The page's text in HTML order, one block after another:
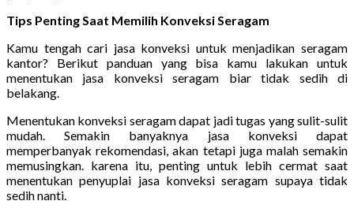
Tips Penting Saat Memilih Konveksi Seragam
Kamu tengah cari jasa konveksi untuk menjadikan seragam
kantor? Berikut panduan yang bisa kamu lakukan untuk
menentukan jasa konveksi seragam biar tidak sedih di
belakang.
Menentukan konveksi seragam dapat jadi tugas yang sulit-sulit
mudah. Semakin banyaknya jasa konveksi dapat
memperbanyak rekomendasi, akan tetapi juga malah semakin
memusingkan. karena itu, penting untuk lebih cermat saat
menentukan penyuplai jasa konveksi seragam supaya tidak
sedih nanti.